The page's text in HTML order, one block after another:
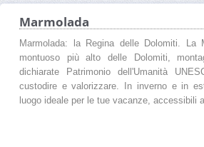
Marmolada
Marmolada: la Regina delle Dolomiti. La
montuoso più alto delle Dolomiti,
dichiarate Patrimonio dell'Umanità
custodire e valorizzare. In inverno e in
luogo ideale per le tue vacanze, accessibili